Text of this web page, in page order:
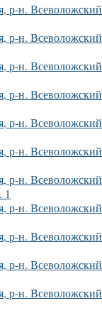
р-н.
р-н.
р-н.
р-н.
р-н.
р-н.
р-н.
1
р-н.
р-н.
р-н.
р-н.